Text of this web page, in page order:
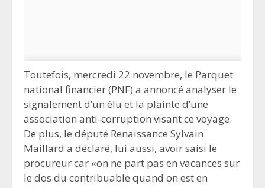
Toutefois, mercredi 22 novembre, le Parquet
national financier (PNF) a annoncé analyser le
signalement d’un élu et la plainte d’une
association anti-corruption visant ce voyage.
De plus, le député Renaissance Sylvain
Maillard a déclaré, lui aussi, avoir saisi le
procureur car «on ne part pas en vacances sur
le dos du contribuable quand on est en